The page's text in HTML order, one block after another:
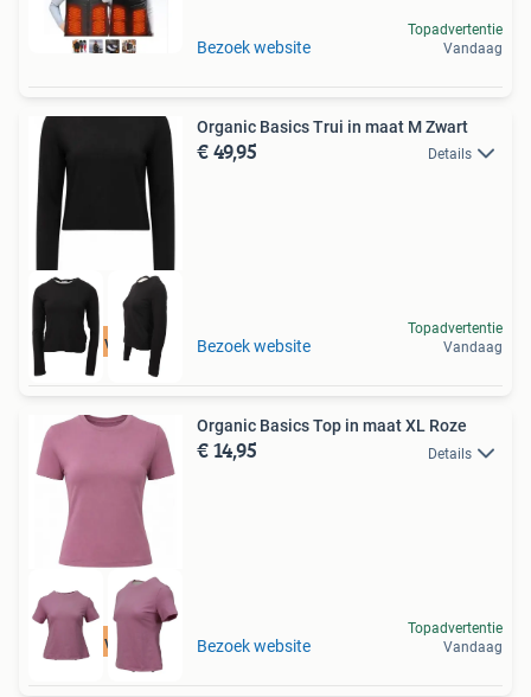
Bezoek website
Topadvertentie
Vandaag
Tot 75% voordeel
Organic Basics Trui in maat M Zwart
€ 49,95 Details
Bezoek website
Topadvertentie
Vandaag
Tot 75% voordeel
Organic Basics Top in maat XL Roze
€ 14,95 Details
Bezoek website
Topadvertentie
Vandaag